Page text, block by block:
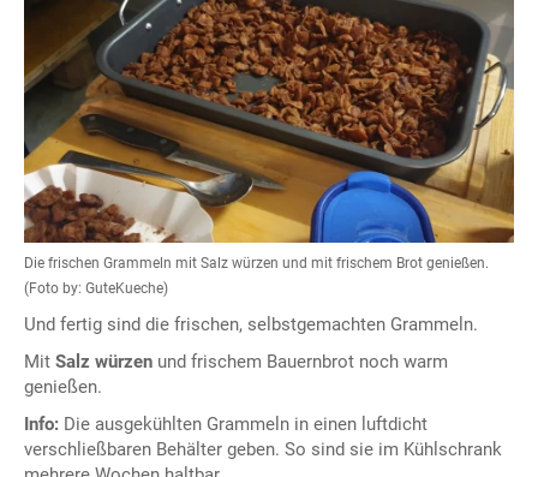
Die frischen Grammeln mit Salz würzen und mit frischem Brot genießen.
(Foto by: GuteKueche)
Und fertig sind die frischen, selbstgemachten Grammeln.
Mit Salz würzen und frischem Bauernbrot noch warm
genießen.
Info: Die ausgekühlten Grammeln in einen luftdicht
verschließbaren Behälter geben. So sind sie im Kühlschrank